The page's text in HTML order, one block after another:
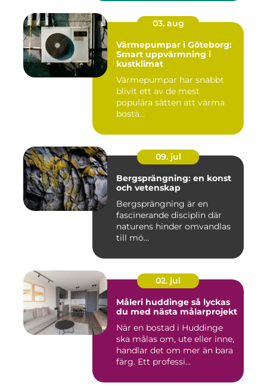
03. aug
Värmepumpar i Göteborg:
Smart uppvärmning i
kustklimat
Värmepumpar har snabbt
blivit ett av de mest
populära sätten att värma
bostä...
09. jul
Bergsprängning: en konst
och vetenskap
Bergsprängning är en
fascinerande disciplin där
naturens hinder omvandlas
till mö...
02. jul
Måleri huddinge så lyckas
du med nästa målarprojekt
När en bostad i Huddinge
ska målas om, ute eller inne,
handlar det om mer än bara
färg. Ett professi...